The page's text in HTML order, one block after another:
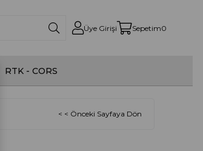
Üye Girişi Sepetim0
RTK - CORS
< < Önceki Sayfaya Dön